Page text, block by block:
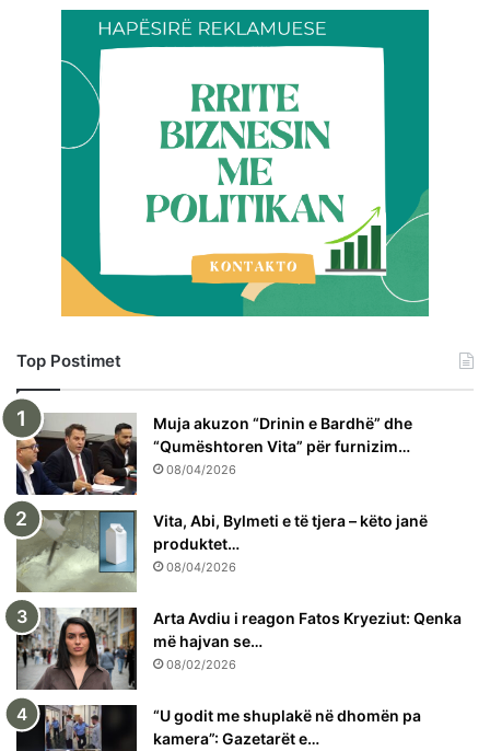
Top Postimet
Muja akuzon “Drinin e Bardhë” dhe
“Qumështoren Vita” për furnizim…
08/04/2026
Vita, Abi, Bylmeti e të tjera – këto janë
produktet…
08/04/2026
Arta Avdiu i reagon Fatos Kryeziut: Qenka
më hajvan se…
08/02/2026
“U godit me shuplakë në dhomën pa
kamera”: Gazetarët e…